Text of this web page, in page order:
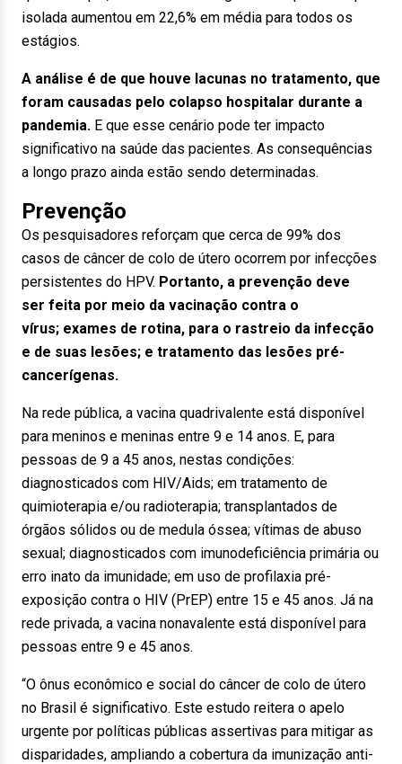
isolada aumentou em 22,6% em média para todos os
estágios.
A análise é de que houve lacunas no tratamento, que
foram causadas pelo colapso hospitalar durante a
pandemia. E que esse cenário pode ter impacto
significativo na saúde das pacientes. As consequências
a longo prazo ainda estão sendo determinadas.
Prevenção
Os pesquisadores reforçam que cerca de 99% dos
casos de câncer de colo de útero ocorrem por infecções
persistentes do HPV. Portanto, a prevenção deve
ser feita por meio da vacinação contra o
vírus; exames de rotina, para o rastreio da infecção
e de suas lesões; e tratamento das lesões pré-
cancerígenas.
Na rede pública, a vacina quadrivalente está disponível
para meninos e meninas entre 9 e 14 anos. E, para
pessoas de 9 a 45 anos, nestas condições:
diagnosticados com HIV/Aids; em tratamento de
quimioterapia e/ou radioterapia; transplantados de
órgãos sólidos ou de medula óssea; vítimas de abuso
sexual; diagnosticados com imunodeficiência primária ou
erro inato da imunidade; em uso de profilaxia pré-
exposição contra o HIV (PrEP) entre 15 e 45 anos. Já na
rede privada, a vacina nonavalente está disponível para
pessoas entre 9 e 45 anos.
“O ônus econômico e social do câncer de colo de útero
no Brasil é significativo. Este estudo reitera o apelo
urgente por políticas públicas assertivas para mitigar as
disparidades, ampliando a cobertura da imunização anti-